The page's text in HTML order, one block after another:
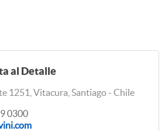
al Detalle
1251, Vitacura, Santiago - Chile
0300